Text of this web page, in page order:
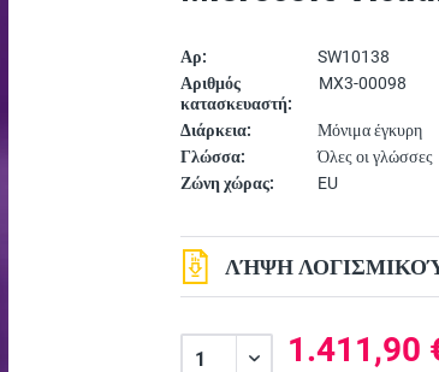
Αρ:
SW10138
Αριθμός
κατασκευαστή:
MX3-00098
Διάρκεια:
Μόνιμα έγκυρη
Γλώσσα:
Όλες οι γλώσσες
Ζώνη χώρας:
EU
ΛΉΨΗ
1.411,90